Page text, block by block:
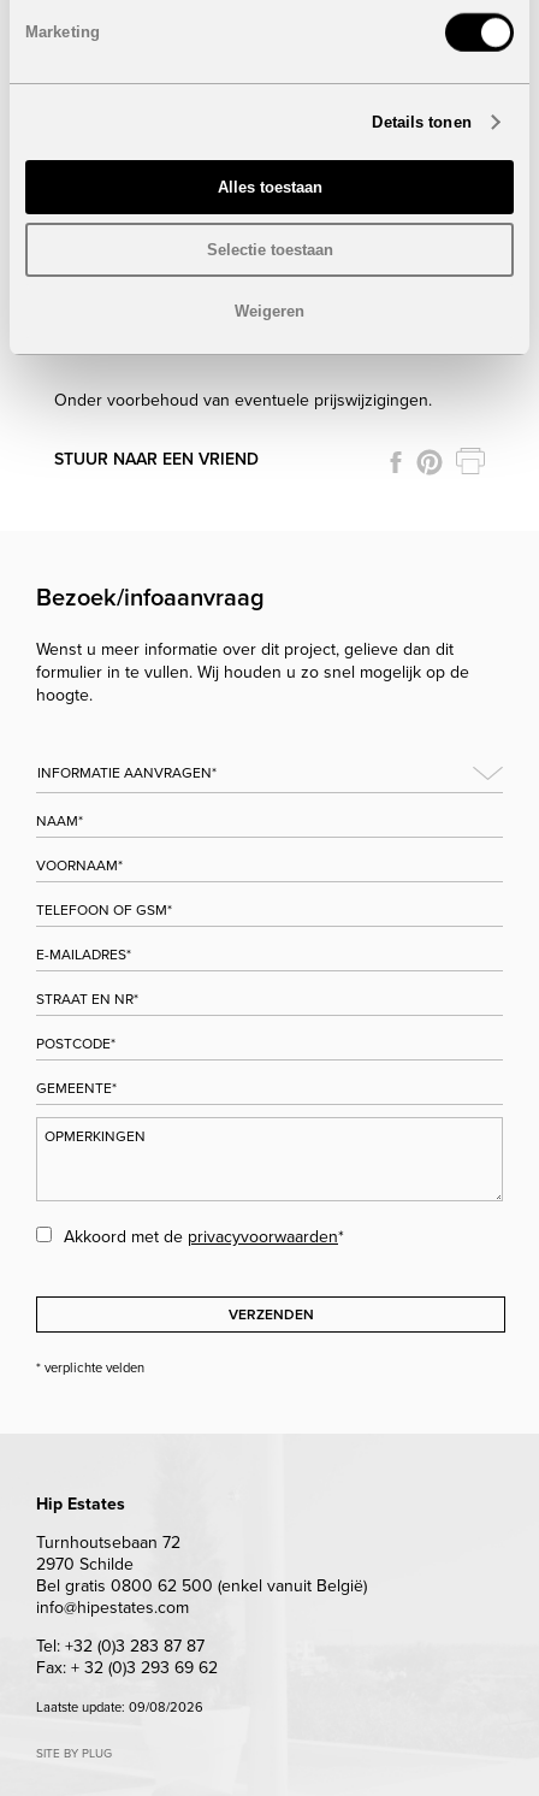
Marketing
Details tonen
Alles toestaan
Selectie toestaan
Weigeren
nog contact met ons op voor meer informatie of om een
bezichtiging te plannen.
3 Badkamers
Bebouwde oppervlakte: 175 m²
Berging
Autostaanplaatsen
Privaat zwembad
Onder voorbehoud van eventuele prijswijzigingen.
STUUR NAAR EEN VRIEND
Bezoek/infoaanvraag
Wenst u meer informatie over dit project, gelieve dan dit
formulier in te vullen. Wij houden u zo snel mogelijk op de
hoogte.
Akkoord met de privacyvoorwaarden*
VERZENDEN
* verplichte velden
Hip Estates
Turnhoutsebaan 72
2970 Schilde
Bel gratis 0800 62 500 (enkel vanuit België)
info@hipestates.com
Tel: +32 (0)3 283 87 87
Fax: + 32 (0)3 293 69 62
Laatste update: 09/08/2026
SITE BY PLUG